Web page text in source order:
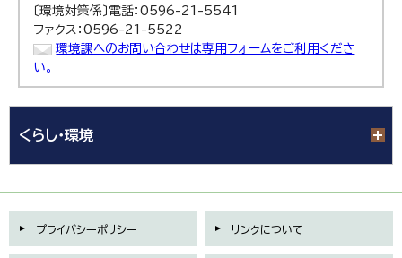
〔環境対策係〕電話：0596-21-5541
ファクス：0596-21-5522
環境課へのお問い合わせは専用フォームをご利用くださ
い。
くらし・環境
プライバシーポリシー リンクについて